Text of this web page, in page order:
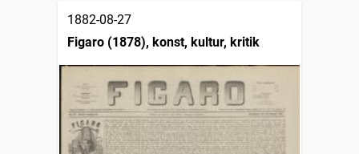
1882-08-27
Figaro (1878), konst, kultur, kritik